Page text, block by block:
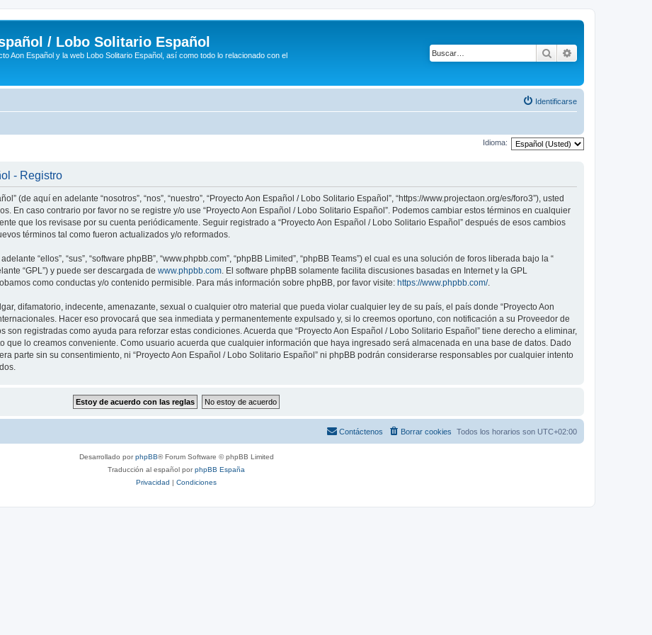
/ Lobo Solitario Español
Aon Español y la web Lobo Solitario Español, así como todo lo relacionado con el
Buscar
Identificarse
Idioma:
- Registro
(de aquí en adelante “nosotros”, “nos”, “nuestro”, “Proyecto Aon Español / Lobo Solitario Español”, “https://www.projectaon.org/es/foro3”), usted
En caso contrario por favor no se registre y/o use “Proyecto Aon Español / Lobo Solitario Español”. Podemos cambiar estos términos en cualquier
que los revisase por su cuenta periódicamente. Seguir registrado a “Proyecto Aon Español / Lobo Solitario Español” después de esos cambios
términos tal como fueron actualizados y/o reformados.
“ellos”, “sus”, “software phpBB”, “www.phpbb.com”, “phpBB Limited”, “phpBB Teams”) el cual es una solución de foros liberada bajo la “
“GPL”) y puede ser descargada de www.phpbb.com. El software phpBB solamente facilita discusiones basadas en Internet y la GPL
como conductas y/o contenido permisible. Para más información sobre phpBB, por favor visite: https://www.phpbb.com/.
difamatorio, indecente, amenazante, sexual o cualquier otro material que pueda violar cualquier ley de su país, el país donde “Proyecto Aon
Hacer eso provocará que sea inmediata y permanentemente expulsado y, si lo creemos oportuno, con notificación a su Proveedor de
son registradas como ayuda para reforzar estas condiciones. Acuerda que “Proyecto Aon Español / Lobo Solitario Español” tiene derecho a eliminar,
que lo creamos conveniente. Como usuario acuerda que cualquier información que haya ingresado será almacenada en una base de datos. Dado
parte sin su consentimiento, ni “Proyecto Aon Español / Lobo Solitario Español” ni phpBB podrán considerarse responsables por cualquier intento
Todos los horarios son UTC+02:00
Borrar cookies
Contáctenos
Desarrollado porphpBB® Forum Software © phpBB Limited
Traducción al español porphpBB España
Privacidad | Condiciones